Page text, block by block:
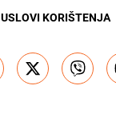
USLOVI KORIŠTENJA